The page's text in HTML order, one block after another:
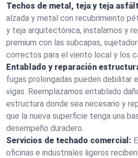
Techos de metal, teja y teja
alzada y metal con recubrimiento
y teja arquitectónica, instalamos y
premium con las subcapas,
correctos para el viento local y los
Entablado y reparación
fugas prolongadas pueden debilitar
vigas. Reemplazamos entablado
estructura donde sea necesario y
que la nueva superficie tenga una
desempeño duradero.
Servicios de techado comercial:
oficinas e industriales ligeros